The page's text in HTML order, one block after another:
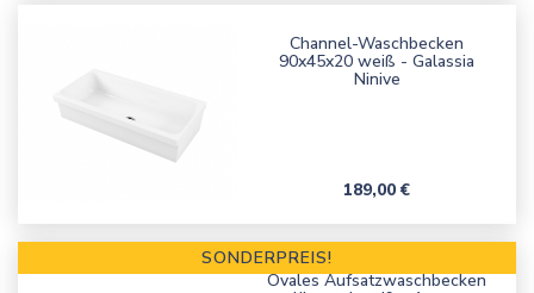
Channel-Waschbecken
90x45x20 weiß - Galassia
Ninive
Preis
189,00 €
Ovales Aufsatzwaschbecken
SONDERPREIS!